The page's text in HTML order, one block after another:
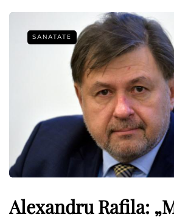
SANATATE
Alexandru Rafila: